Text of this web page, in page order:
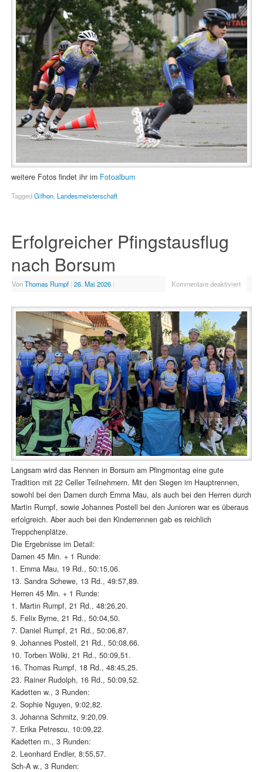
weitere Fotos findet ihr im Fotoalbum
TaggedGifhon, Landesmeisterschaft
Erfolgreicher Pfingstausflug
nach Borsum
VonThomas Rumpf | 26. Mai 2026 | Kommentare deaktiviert
Langsam wird das Rennen in Borsum am Pfingmontag eine gute
Tradition mit 22 Celler Teilnehmern. Mit den Siegen im Hauptrennen,
sowohl bei den Damen durch Emma Mau, als auch bei den Herren durch
Martin Rumpf, sowie Johannes Postell bei den Junioren war es überaus
erfolgreich. Aber auch bei den Kinderrennen gab es reichlich
Treppchenplätze.
Die Ergebnisse im Detail:
Damen 45 Min. + 1 Runde:
1. Emma Mau, 19 Rd., 50:15,06.
13. Sandra Schewe, 13 Rd., 49:57,89.
Herren 45 Min. + 1 Runde:
1. Martin Rumpf, 21 Rd., 48:26,20.
5. Felix Byrne, 21 Rd., 50:04,50.
7. Daniel Rumpf, 21 Rd., 50:06,87.
9. Johannes Postell, 21 Rd., 50:08,66.
10. Torben Wölki, 21 Rd., 50:09,51.
16. Thomas Rumpf, 18 Rd., 48:45,25.
23. Rainer Rudolph, 16 Rd., 50:09,52.
Kadetten w., 3 Runden:
2. Sophie Nguyen, 9:02,82.
3. Johanna Schmitz, 9:20,09.
7. Erika Petrescu, 10:09,22.
Kadetten m., 3 Runden:
2. Leonhard Endler, 8:55,57.
Sch-A w., 3 Runden: